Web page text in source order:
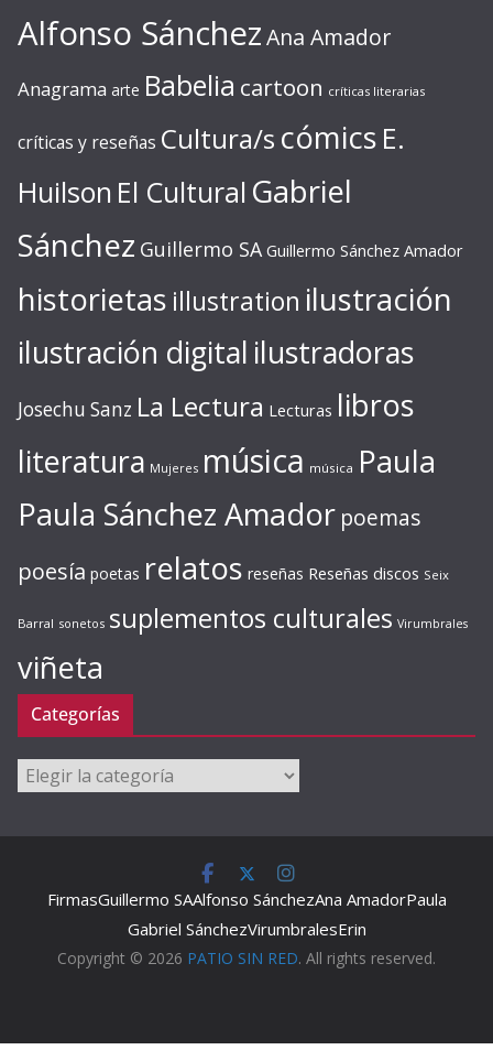
Alfonso SánchezAna Amador
Anagrama arte Babelia cartoon críticas literarias
críticas y reseñas Cultura/s cómics E.
Huilson El Cultural Gabriel
Sánchez Guillermo SA Guillermo Sánchez Amador
historietas illustration ilustración
ilustración digital ilustradoras
Josechu Sanz La Lectura Lecturas libros
literatura Mujeres música música Paula
Paula Sánchez Amador poemas
poesía poetas relatos reseñas Reseñas discos Seix
Barral sonetos suplementos culturales Virumbrales
viñeta
Categorías
Categorías
FirmasGuillermo SAAlfonso SánchezAna AmadorPaula
Gabriel SánchezVirumbralesErin
Copyright © 2026 PATIO SIN RED. All rights reserved.